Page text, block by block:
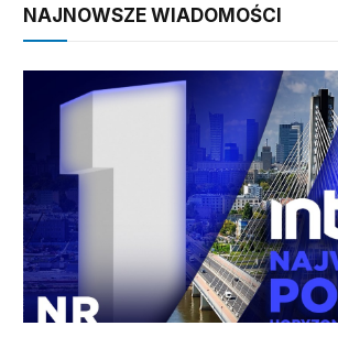
NAJNOWSZE WIADOMOŚCI